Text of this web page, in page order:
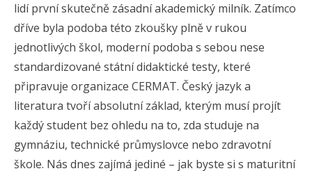
lidí první skutečně zásadní akademický milník. Zatímco
dříve byla podoba této zkoušky plně v rukou
jednotlivých škol, moderní podoba s sebou nese
standardizované státní didaktické testy, které
připravuje organizace CERMAT. Český jazyk a
literatura tvoří absolutní základ, kterým musí projít
každý student bez ohledu na to, zda studuje na
gymnáziu, technické průmyslovce nebo zdravotní
škole. Nás dnes zajímá jediné – jak byste si s maturitní